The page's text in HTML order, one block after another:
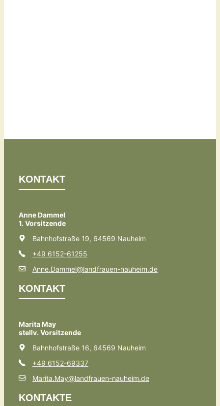
KONTAKT
Anne Dammel
1. Vorsitzende
Bahnhofstraße 19, 64569 Nauheim
+49 6152-61255
Anne.Dammel@landfrauen-nauheim.de
KONTAKT
Marita May
stellv. Vorsitzende
Bahnhofstraße 16, 64569 Nauheim
+49 6152-69337
Marita.May@landfrauen-nauheim.de
KONTAKTE